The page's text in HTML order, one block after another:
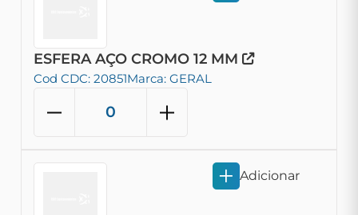
ESFERA AÇO CROMO 12 MM
Cod CDC: 20851Marca: GERAL
Adicionar